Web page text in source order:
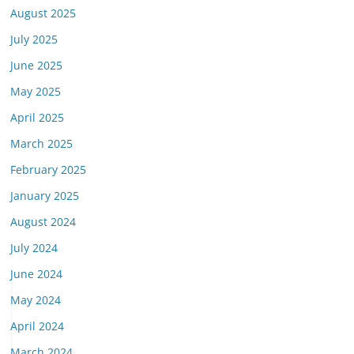
August 2025
July 2025
June 2025
May 2025
April 2025
March 2025
February 2025
January 2025
August 2024
July 2024
June 2024
May 2024
April 2024